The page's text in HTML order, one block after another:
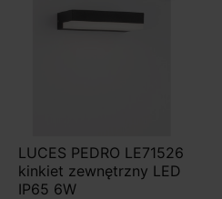
LUCES PEDRO LE71526
kinkiet zewnętrzny LED
IP65 6W